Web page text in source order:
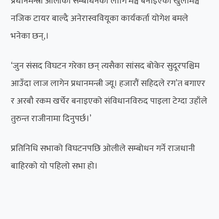
नजिक टायर बाल्दै अनेरास्ववियूका कार्यकर्ता योगेश बमले
भनेका छन्,।
‘जुन संसद विघटन गरेका छन् त्यसैका सांसद बोकेर सुदूरपश्चिम
आउँदा लाज लागेन प्रधानमन्त्री ज्यू। हजारौं सहिदले रग’त बगाएर
र अरबौ रकम खर्चेर बनाइएको संविधानविरुद पाइला टेग्दा उहाँले
तुरुन्त राजीनामा दिनुपर्छ।’
प्रतिनिधि सभाको विघटनपछि ओलीले सम्बोधन गर्ने राजधानी
बाहिरको यो पहिलो सभा हो।